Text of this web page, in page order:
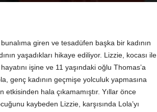
giren ve tesadüfen başka bir kadının
yaşadıkları hikaye ediliyor. Lizzie, kocası ile
işine ve 11 yaşındaki oğlu Thomas’a
genç kadının geçmişe yolculuk yapmasına
etkisinden hala çıkamamıştır. Yıllar önce
kaybeden Lizzie, karşısında Lola’yı